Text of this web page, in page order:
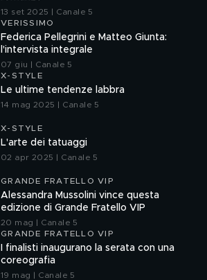
13 set 2025 | Canale 5
VERISSIMO
Federica Pellegrini e Matteo Giunta:
l'intervista integrale
07 giu | Canale 5
X-STYLE
Le ultime tendenze labbra
14 mag 2025 | Canale 5
X-STYLE
L'arte dei tatuaggi
02 apr 2025 | Canale 5
GRANDE FRATELLO VIP
Alessandra Mussolini vince questa
edizione di Grande Fratello VIP
20 mag | Canale 5
GRANDE FRATELLO VIP
I finalisti inaugurano la serata con una
coreografia
19 mag | Canale 5